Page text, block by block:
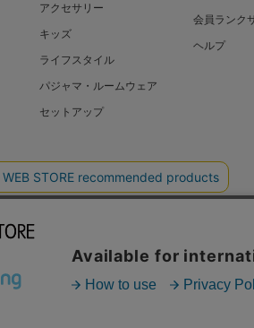
アクセサリー
キッズ
ライフスタイル
パジャマ・ルームウェア
セットアップ
会員ランク
ヘルプ
SHEL’TTER GREEN
LIMITED ALL RIGHTS RESERVED.